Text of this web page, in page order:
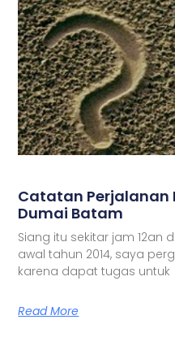
Catatan Perjalanan
Dumai Batam
Siang itu sekitar jam 12an
awal tahun 2014, saya
karena dapat tugas untuk
Read More